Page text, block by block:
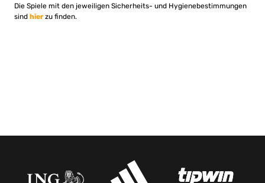
Die Spiele mit den jeweiligen Sicherheits- und Hygienebestimmungen
sind hierzu finden.